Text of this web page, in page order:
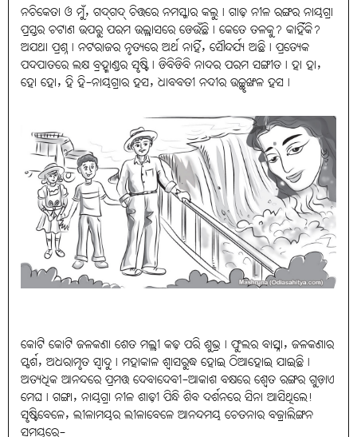
ନଚିକେତା ଓ ମୁଁ, ଗଦ୍‌ଗଦ୍‌ ଚିତ୍ତରେ ନମସ୍କାର କଲୁ। ଗାଢ଼ ନୀଳ ରଙ୍ଗର ନାୟଗ୍ରା
ପ୍ରସ୍ତର ଚଟାଣ ଉପରୁ ପରମ ଉଲ୍ଲାସରେ ଡେଉଁଛି। କେତେ ତଳକୁ? କାହିଁକି?
ଅଯଥା ପ୍ରଶ୍ନ। ନଟରାଜର ନୃତ୍ୟରେ ଅର୍ଥ ନାହିଁ, ସୌନ୍ଦର୍ଯ୍ୟ ଅଛି। ପ୍ରତ୍ୟେକ
ପଦପାତରେ ଲକ୍ଷ ବ୍ରହ୍ମାଣ୍ଡର ସୃଷ୍ଟି। ଡିବିଡିବି ନାଦର ପରମ ସଙ୍ଗୀତ। ହା ହା,
ହୋ ହୋ, ହି ହି-ନାୟଗ୍ରାର ହସ, ଧାବବତୀ ନଦୀର ଉଚ୍ଛୃଙ୍ଖଳ ହସ।
କୋଟି କୋଟି ଜଳକଣା ଶେତ ମଲ୍ଲୀ କଢ଼ ପରି ଶୁଭ୍ର। ଫୁଲର ବାସ୍ନା, ଜଳକଣାର
ସ୍ପର୍ଶ, ଅଧରାମୃତ ସ୍ବାଦୁ। ମହାକାଳ ଶ୍ୱାସରୁଦ୍ଧ ହୋଇ ଠିଆହୋଇ ଯାଇଛି।
ଅତ୍ୟଧିକ ଆନନ୍ଦରେ ପ୍ରମତ୍ତ ଦେବାଦେବୀ-ଆକାଶ ବକ୍ଷରେ ଶ୍ୱେତ ରଙ୍ଗର ଗୁଡ଼ାଏ
ମେଘ। ଗଙ୍ଗା, ନାୟଗ୍ରା ନୀଳ ଶାଢ଼ୀ ପିନ୍ଧି ଶିବ ଦର୍ଶନରେ ସିନା ଆସିଥିଲେ!
ସୃଷ୍ଟିବେଳେ, ଲୀଳାମୟର ଲୀଳାବେଳେ ଆନନ୍ଦମୟ ଚେତନାର ବଜ୍ରାଲିଙ୍ଗନ